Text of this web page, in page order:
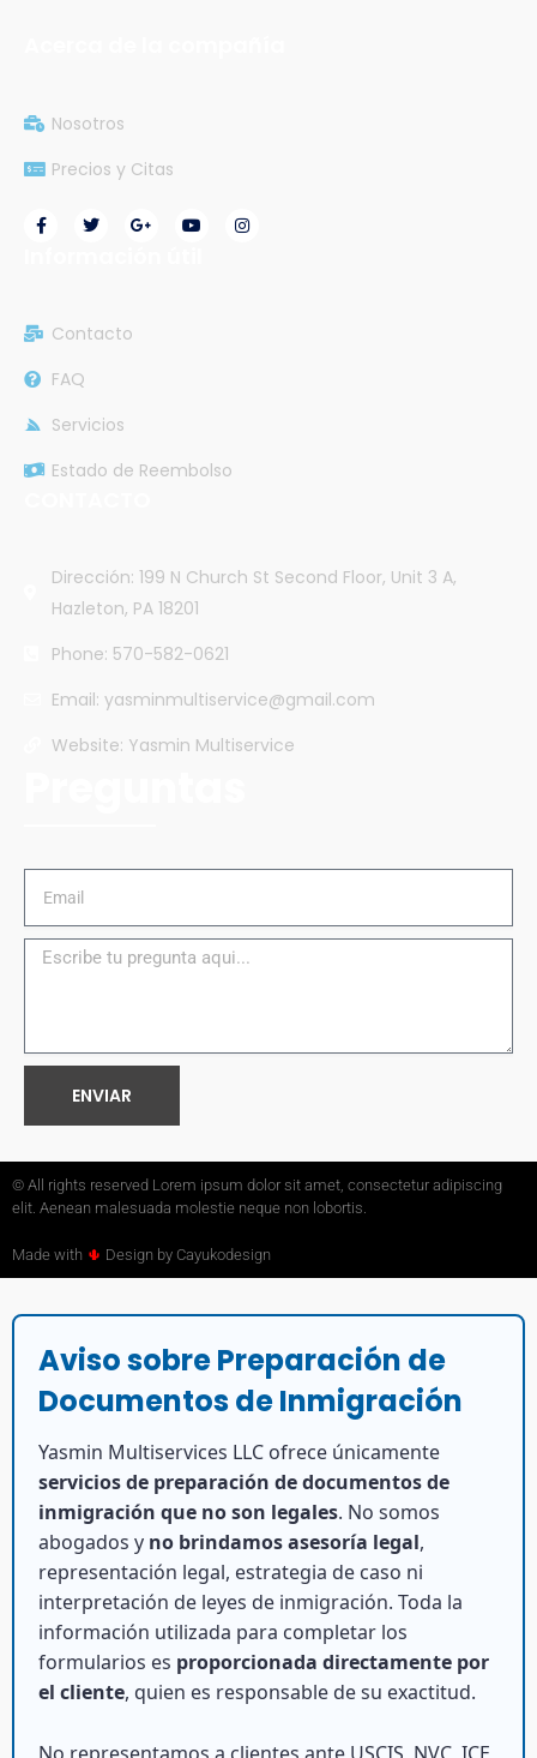
Nosotros
Precios y Citas
Contacto
FAQ
Servicios
Estado de Reembolso
Dirección: 199 N Church St Second Floor, Unit 3 A,
Hazleton, PA 18201
Phone: 570-582-0621
Email: yasminmultiservice@gmail.com
Website: Yasmin Multiservice
ENVIAR
© All rights reserved Lorem ipsum dolor sit amet, consectetur adipiscing
elit. Aenean malesuada molestie neque non lobortis.
Made with 🌵 Design by Cayukodesign
Aviso sobre Preparación de
Documentos de Inmigración
Yasmin Multiservices LLC ofrece únicamente
servicios de preparación de documentos de
inmigración que no son legales. No somos
abogados y no brindamos asesoría legal,
representación legal, estrategia de caso ni
interpretación de leyes de inmigración. Toda la
información utilizada para completar los
formularios es proporcionada directamente por
el cliente, quien es responsable de su exactitud.